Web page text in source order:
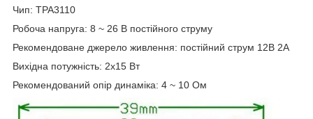
Чип: TPA3110
Робоча напруга: 8 ~ 26 В постійного струму
Рекомендоване джерело живлення: постійний струм 12В 2А
Вихідна потужність: 2x15 Вт
Рекомендований опір динаміка: 4 ~ 10 Ом